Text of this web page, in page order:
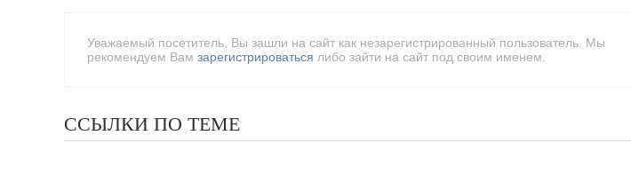
Уважаемый посетитель, Вы зашли на сайт как незарегистрированный пользователь. Мы
рекомендуем Вам зарегистрироваться либо зайти на сайт под своим именем.
ССЫЛКИ ПО ТЕМЕ